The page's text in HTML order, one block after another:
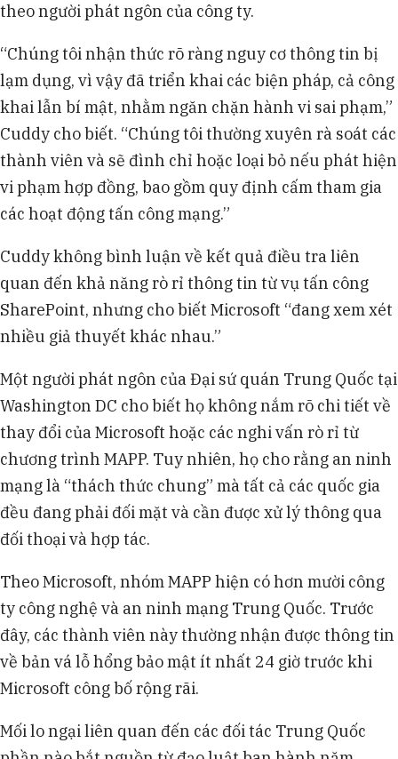
theo người phát ngôn của công ty.
“Chúng tôi nhận thức rõ ràng nguy cơ thông tin bị
lạm dụng, vì vậy đã triển khai các biện pháp, cả công
khai lẫn bí mật, nhằm ngăn chặn hành vi sai phạm,”
Cuddy cho biết. “Chúng tôi thường xuyên rà soát các
thành viên và sẽ đình chỉ hoặc loại bỏ nếu phát hiện
vi phạm hợp đồng, bao gồm quy định cấm tham gia
các hoạt động tấn công mạng.”
Cuddy không bình luận về kết quả điều tra liên
quan đến khả năng rò rỉ thông tin từ vụ tấn công
SharePoint, nhưng cho biết Microsoft “đang xem xét
nhiều giả thuyết khác nhau.”
Một người phát ngôn của Đại sứ quán Trung Quốc tại
Washington DC cho biết họ không nắm rõ chi tiết về
thay đổi của Microsoft hoặc các nghi vấn rò rỉ từ
chương trình MAPP. Tuy nhiên, họ cho rằng an ninh
mạng là “thách thức chung” mà tất cả các quốc gia
đều đang phải đối mặt và cần được xử lý thông qua
đối thoại và hợp tác.
Theo Microsoft, nhóm MAPP hiện có hơn mười công
ty công nghệ và an ninh mạng Trung Quốc. Trước
đây, các thành viên này thường nhận được thông tin
về bản vá lỗ hổng bảo mật ít nhất 24 giờ trước khi
Microsoft công bố rộng rãi.
Mối lo ngại liên quan đến các đối tác Trung Quốc